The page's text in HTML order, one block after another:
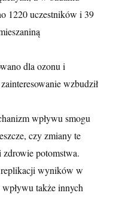
1220 uczestników i 39
dla ozonu i
wzbudził
wpływu smogu
czy zmiany te
zdrowie potomstwa.
wyników w
także innych